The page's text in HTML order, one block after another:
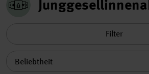
Filter